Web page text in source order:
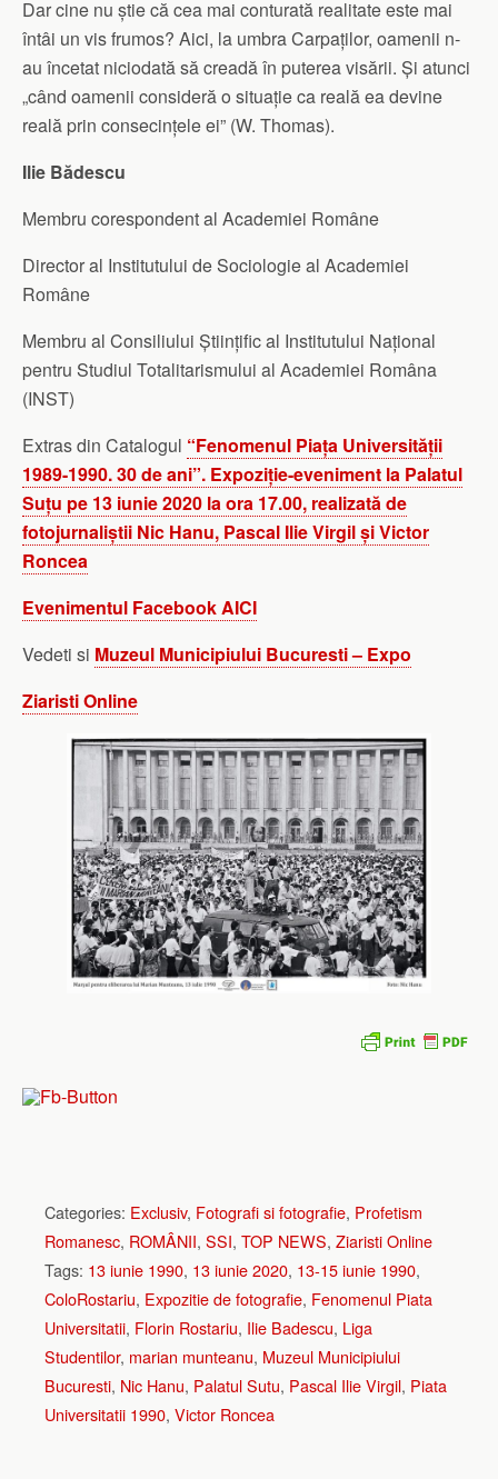
Dar cine nu știe că cea mai conturată realitate este mai
întâi un vis frumos? Aici, la umbra Carpaților, oamenii n-
au încetat niciodată să creadă în puterea visării. Și atunci
„când oamenii consideră o situație ca reală ea devine
reală prin consecințele ei” (W. Thomas).
Ilie Bădescu
Membru corespondent al Academiei Române
Director al Institutului de Sociologie al Academiei
Române
Membru al Consiliului Științific al Institutului Național
pentru Studiul Totalitarismului al Academiei Româna
(INST)
Extras din Catalogul “Fenomenul Piața Universității
1989-1990. 30 de ani”. Expoziție-eveniment la Palatul
Suțu pe 13 iunie 2020 la ora 17.00, realizată de
fotojurnaliștii Nic Hanu, Pascal Ilie Virgil și Victor
Roncea
Evenimentul Facebook AICI
Vedeti si Muzeul Municipiului Bucuresti – Expo
Ziaristi Online
Categories: Exclusiv, Fotografi si fotografie, Profetism
Romanesc, ROMÂNII, SSI, TOP NEWS, Ziaristi Online
Tags: 13 iunie 1990, 13 iunie 2020, 13-15 iunie 1990,
ColoRostariu, Expozitie de fotografie, Fenomenul Piata
Universitatii, Florin Rostariu, Ilie Badescu, Liga
Studentilor, marian munteanu, Muzeul Municipiului
Bucuresti, Nic Hanu, Palatul Sutu, Pascal Ilie Virgil, Piata
Universitatii 1990, Victor Roncea